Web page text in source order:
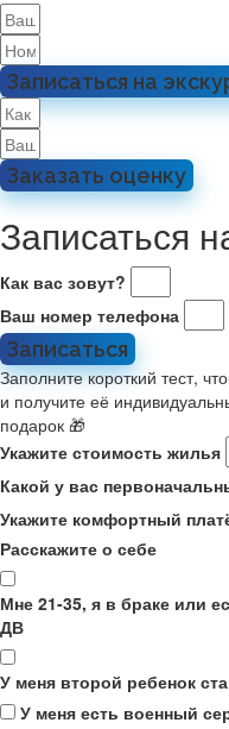
Записаться на
Заказать оценку
Записаться
Как вас зовут?
Ваш номер телефона
Записаться
Заполните короткий тест,
и получите её
подарок 🎁
Укажите стоимость жилья
Какой у вас
Укажите комфортный
Расскажите о себе
Мне 21-35, я в браке или
ДВ
У меня второй ребенок
У меня есть военный